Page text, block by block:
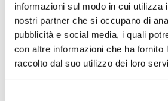
informazioni sul modo in cui utilizza
nostri partner che si occupano di
pubblicità e social media, i quali
con altre informazioni che ha fornito
raccolto dal suo utilizzo dei loro
Suggerimenti sulle righe
propone articoli e quantità
storico del cliente,
l’inserimento degli ordini